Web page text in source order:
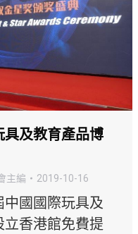
及教育產品博
主編 2019-10-16
國國際玩具及
香港館免費提